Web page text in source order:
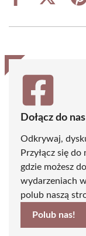
(Twitter)
Dołącz do
Odkrywaj,
Przyłącz się do
gdzie możesz
wydarzeniach
polub naszą
Polub nas!